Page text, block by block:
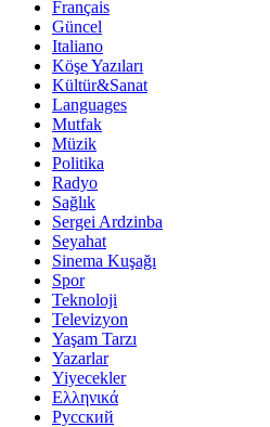
Français
Güncel
Italiano
Köşe Yazıları
Kültür&Sanat
Languages
Mutfak
Müzik
Politika
Radyo
Sağlık
Sergei Ardzinba
Seyahat
Sinema Kuşağı
Spor
Teknoloji
Televizyon
Yaşam Tarzı
Yazarlar
Yiyecekler
Ελληνικά
Русский